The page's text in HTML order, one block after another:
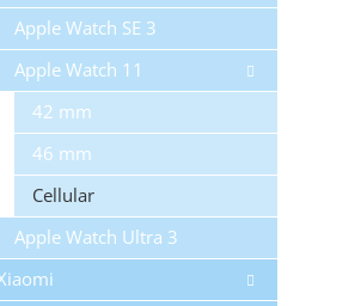
Apple Watch SE 3
Apple Watch 11
42 mm
46 mm
Cellular
Apple Watch Ultra 3